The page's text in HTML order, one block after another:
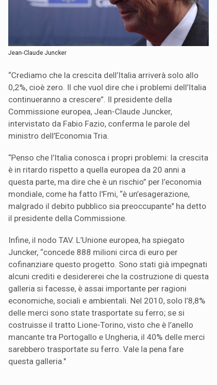
Jean-Claude Juncker
“Crediamo che la crescita dell’Italia arriverà solo allo
0,2%, cioè zero. Il che vuol dire che i problemi dell’Italia
continueranno a crescere”. Il presidente della
Commissione europea, Jean-Claude Juncker,
intervistato da Fabio Fazio, conferma le parole del
ministro dell’Economia Tria.
“Penso che l’Italia conosca i propri problemi: la crescita
è in ritardo rispetto a quella europea da 20 anni a
questa parte, ma dire che è un rischio” per l’economia
mondiale, come ha fatto l'Fmi, “è un’esagerazione,
malgrado il debito pubblico sia preoccupante" ha detto
il presidente della Commissione.
Infine, il nodo TAV. L’Unione europea, ha spiegato
Juncker, “concede 888 milioni circa di euro per
cofinanziare questo progetto. Sono stati già impegnati
alcuni crediti e desidererei che la costruzione di questa
galleria si facesse, è assai importante per ragioni
economiche, sociali e ambientali. Nel 2010, solo l’8,8%
delle merci sono state trasportate su ferro; se si
costruisse il tratto Lione-Torino, visto che è l’anello
mancante tra Portogallo e Ungheria, il 40% delle merci
sarebbero trasportate su ferro. Vale la pena fare
questa galleria."